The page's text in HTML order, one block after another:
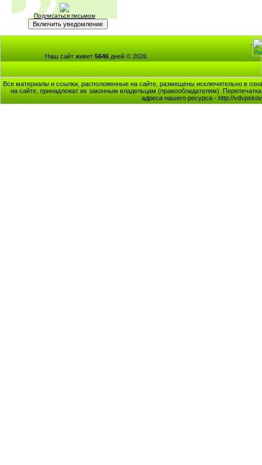
Подписаться письмом
Наш сайт живет 5646 дней © 2026
Все материалы и ссылки, расположенные на сайте, размещены исключительно в
на сайте, принадлежат их законным владельцам (правообладателям).
адреса нашего ресурса - http://